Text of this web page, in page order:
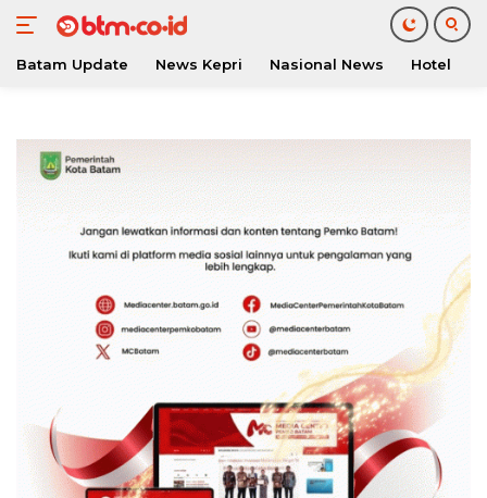
konten
Batam Update News Kepri Nasional News Hotel